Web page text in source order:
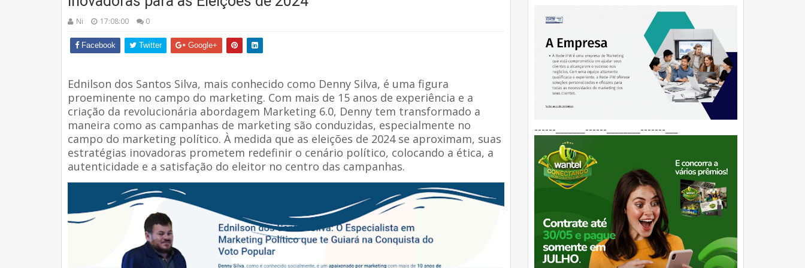
Ni 17:08:00 0
Facebook Twitter Google+
Ednilson dos Santos Silva, mais conhecido como Denny Silva, é uma figura
proeminente no campo do marketing. Com mais de 15 anos de experiência e a
criação da revolucionária abordagem Marketing 6.0, Denny tem transformado a
maneira como as campanhas de marketing são conduzidas, especialmente no
campo do marketing político. À medida que as eleições de 2024 se aproximam, suas
estratégias inovadoras prometem redefinir o cenário político, colocando a ética, a
autenticidade e a satisfação do eleitor no centro das campanhas.
------_______------________-------___